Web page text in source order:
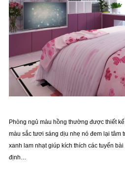
Phòng ngủ màu hồng thường được thiết
màu sắc tươi sáng dịu nhẹ nó đem lại tâm
xanh lam nhạt giúp kích thích các tuyến
định…